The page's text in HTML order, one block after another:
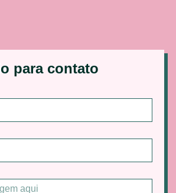
para contato